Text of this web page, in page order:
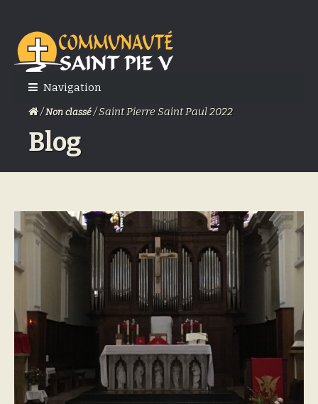
Skip
to
navigation
Skip
to
content
Navigation
/Non classé/ Saint Pierre Saint Paul 2022
Blog